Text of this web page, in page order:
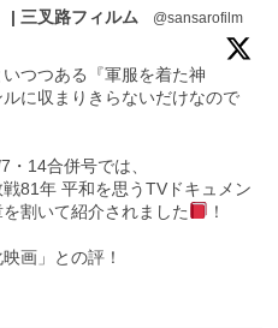
| 三叉路フィルム
@sansarofilm
つつある『軍服を着た神
に収まりきらないだけなので
14合併号では、
81年 平和を思うTVドキュメン
割いて紹介されました
！
画」との評！